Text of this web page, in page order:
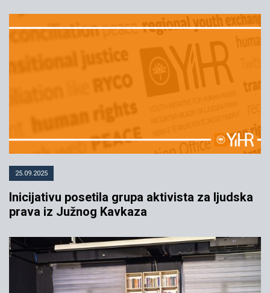
25.09.2025
Inicijativu posetila grupa aktivista za ljudska
prava iz Južnog Kavkaza